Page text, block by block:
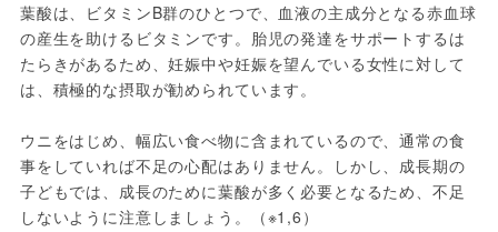
葉酸は、ビタミンB群のひとつで、血液の主成分となる赤血球
の産生を助けるビタミンです。胎児の発達をサポートするは
たらきがあるため、妊娠中や妊娠を望んでいる女性に対して
は、積極的な摂取が勧められています。
ウニをはじめ、幅広い食べ物に含まれているので、通常の食
事をしていれば不足の心配はありません。しかし、成長期の
子どもでは、成長のために葉酸が多く必要となるため、不足
しないように注意しましょう。（※1,6）